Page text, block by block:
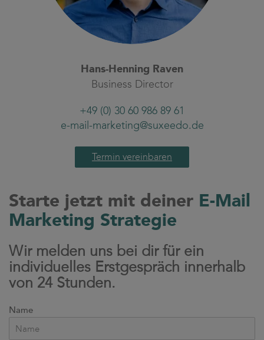
Hans-Henning Raven
Business Director
+49 (0) 30 60 986 89 61
e-mail-marketing@suxeedo.de
Termin vereinbaren
Starte jetzt mit deiner E-Mail
Marketing Strategie
Wir melden uns bei dir für ein
individuelles Erstgespräch innerhalb
von 24 Stunden.
Name